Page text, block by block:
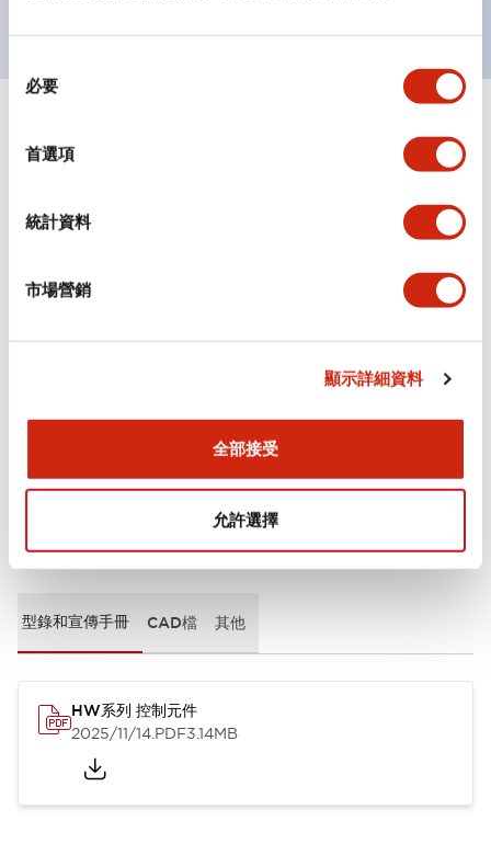
必要
首選項
統計資料
市場營銷
顯示詳細資料
全部接受
允許選擇
顯示全部+
環境規範
安裝和安裝規範
文件和檔案
型錄和宣傳手冊 CAD檔 其他
HW系列 控制元件
2025/11/14.PDF3.14MB